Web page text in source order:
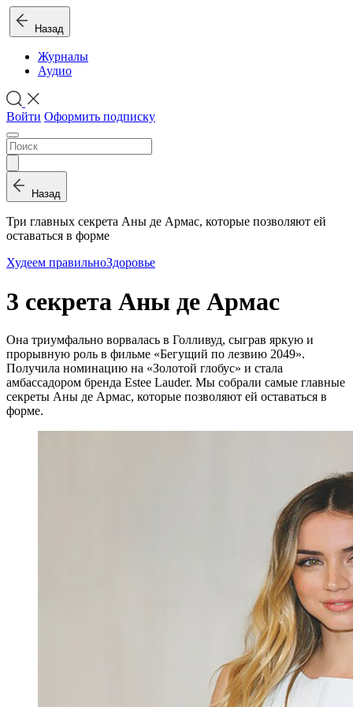
Назад
Журналы
Аудио
Войти Оформить подписку
Назад
Три главных секрета Аны де Армас, которые позволяют ей
оставаться в форме
Худеем правильноЗдоровье
3 секрета Аны де Армас
Она триумфально ворвалась в Голливуд, сыграв яркую и
прорывную роль в фильме «Бегущий по лезвию 2049».
Получила номинацию на «Золотой глобус» и стала
амбассадором бренда Estee Lauder. Мы собрали самые главные
секреты Аны де Армас, которые позволяют ей оставаться в
форме.